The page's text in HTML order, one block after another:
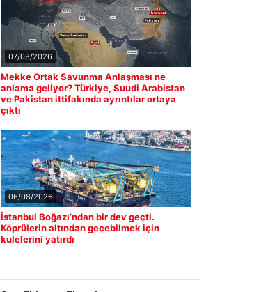
07/08/2026
Mekke Ortak Savunma Anlaşması ne
anlama geliyor? Türkiye, Suudi Arabistan
ve Pakistan ittifakında ayrıntılar ortaya
çıktı
06/08/2026
İstanbul Boğazı’ndan bir dev geçti.
Köprülerin altından geçebilmek için
kulelerini yatırdı